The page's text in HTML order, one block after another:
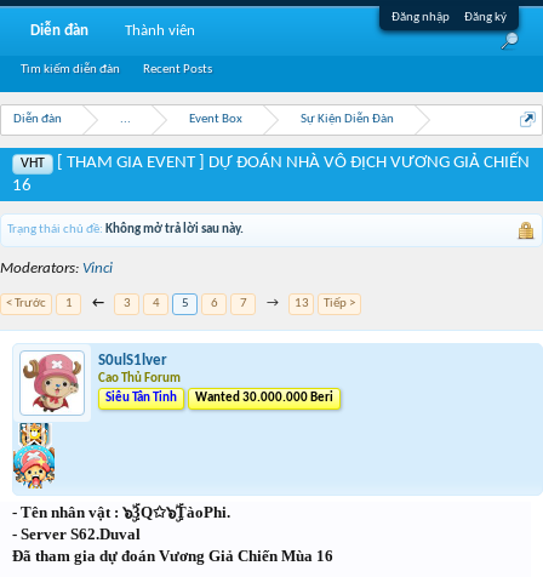
Đăng nhập Đăng ký
Diễn đàn ... Event Box Sự Kiện Diễn Đàn
VHT
[ THAM GIA EVENT ] DỰ ĐOÁN NHÀ VÔ ĐỊCH VƯƠNG GIẢ CHIẾN
16
Trạng thái chủ đề: Không mở trả lời sau này.
Moderators: Vinci
< Trước 1 ← 3 4 5 6 7 → 13 Tiếp >
S0ulS1lver
Cao Thủ Forum
Siêu Tân Tinh
Wanted 30.000.000 Beri
- Tên nhân vật : ๖ۣۜ3Q✩๖ۣۜTàoPhi.
- Server S62.Duval
Đã tham gia dự đoán Vương Giả Chiến Mùa 16
Diễn đàn
Tìm kiếm diễn đàn Recent Posts
Thành viên